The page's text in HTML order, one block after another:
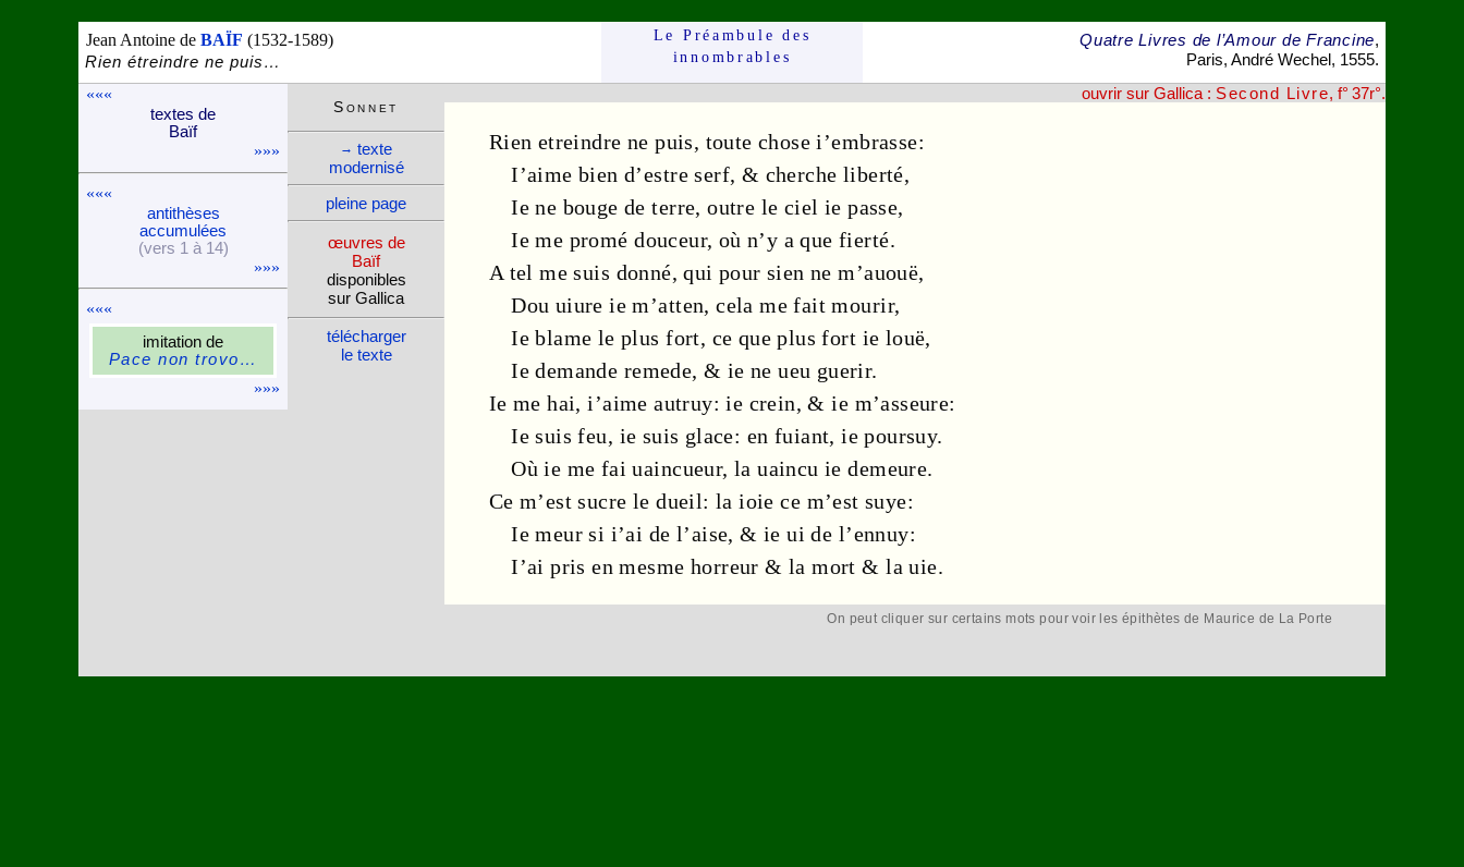
Jean Antoine de BAÏF (1532-1589)
Rien étreindre ne puis…
Le Préam­bule des
innom­brables
Quatre Livres de l’Amour de Francine,
Paris, André Wechel, 1555.
«««
textes de
Baïf
»»»
«««
anti­thèses
accu­mu­lées
(vers 1 à 14)
»»»
«««
imi­ta­tion de
Pace non trovo…
»»»
ouvrir sur Gallica : Second Livre, f° 37r°.
Rien etreindre ne puis, toute chose i’embrasse:
I’aime bien d’estreserf, & cherche liberté,
Ie ne bouge deterre, outre le ciel ie passe,
Ie me promédouceur, où n’y a quefierté.
A tel me suis donné, qui pour sien ne m’auouë,
Dou uiure ie m’atten, cela me fait mourir,
Ie blame le plus fort, ce que plus fort ie louë,
Ie demande remede, & ie ne ueu guerir.
Ie me hai, i’aime autruy: ie crein, & ie m’asseure:
Ie suisfeu, ie suis glace: en fuiant, ie poursuy.
Où ie me fai uaincueur, la uaincu ie demeure.
Ce m’estsucre ledueil: laioie ce m’est suye:
Ie meur si i’ai de l’aise, & ie ui de l’ennuy:
I’ai pris en mesme horreur & lamort & lauie.
On peut cliquer sur certains mots pour voir les épithètes de Maurice de La Porte
Son­net
→ texte
moder­nisé
pleine page
œuvres de
Baïf
dispo­nibles
sur Gallica
télé­charger
le texte